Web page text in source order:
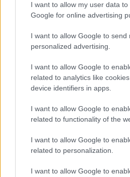
I want to allow my user data
Google for online advertising
I want to allow Google to send
personalized advertising.
I want to allow Google to
related to analytics like
device identifiers in apps.
I want to allow Google to
related to functionality of the
I want to allow Google to
related to personalization.
I want to allow Google to
νεκροταφείο - Αποστολή:
Κοντογιαννίδης